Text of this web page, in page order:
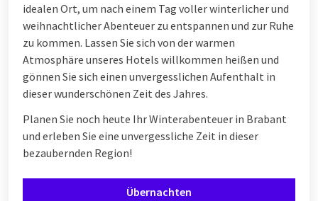
idealen Ort, um nach einem Tag voller winterlicher und
weihnachtlicher Abenteuer zu entspannen und zur Ruhe
zu kommen. Lassen Sie sich von der warmen
Atmosphäre unseres Hotels willkommen heißen und
gönnen Sie sich einen unvergesslichen Aufenthalt in
dieser wunderschönen Zeit des Jahres.
Planen Sie noch heute Ihr Winterabenteuer in Brabant
und erleben Sie eine unvergessliche Zeit in dieser
bezaubernden Region!
Übernachten